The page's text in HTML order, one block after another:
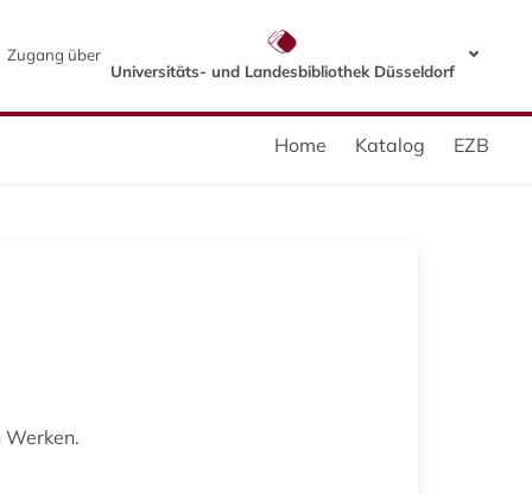
Zugang über
Universitäts- und Landesbibliothek Düsseldorf
Home Katalog EZB